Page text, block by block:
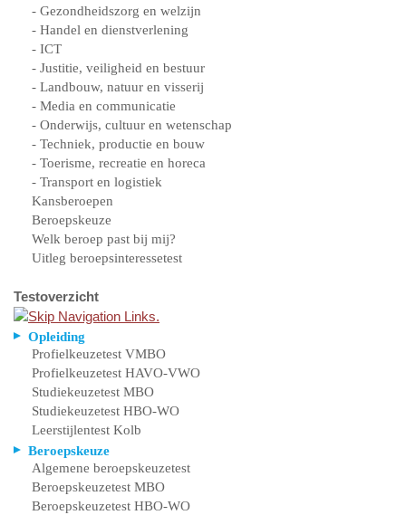
- Gezondheidszorg en welzijn
- Handel en dienstverlening
- ICT
- Justitie, veiligheid en bestuur
- Landbouw, natuur en visserij
- Media en communicatie
- Onderwijs, cultuur en wetenschap
- Techniek, productie en bouw
- Toerisme, recreatie en horeca
- Transport en logistiek
Kansberoepen
Beroepskeuze
Welk beroep past bij mij?
Uitleg beroepsinteressetest
Testoverzicht
Opleiding
Profielkeuzetest VMBO
Profielkeuzetest HAVO-VWO
Studiekeuzetest MBO
Studiekeuzetest HBO-WO
Leerstijlentest Kolb
Beroepskeuze
Algemene beroepskeuzetest
Beroepskeuzetest MBO
Beroepskeuzetest HBO-WO